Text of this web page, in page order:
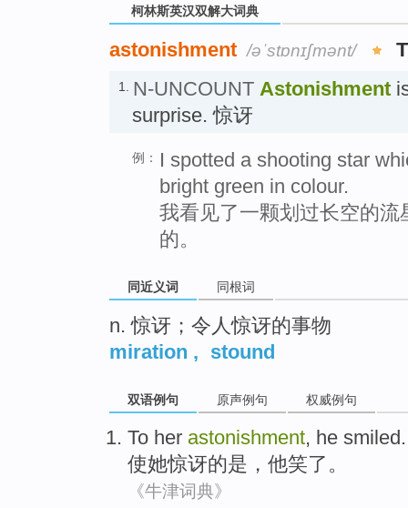
柯林斯英汉双解大词典
astonishment /əˈstɒnɪʃmənt/
1. N-UNCOUNT Astonishment
surprise. 惊讶
例：
I spotted a shooting star
bright green in colour.
我看见了一颗划过长空的
的。
同近义词 同根词
n. 惊讶；令人惊讶的事物
miration , stound
双语例句 原声例句 权威例句
To her astonishment, he smiled .
使她惊讶的是， 他笑了 。
《牛津词典》